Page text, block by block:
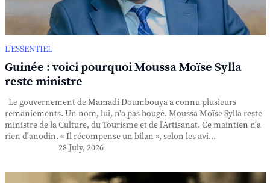
L’ESSENTIEL
Guinée : voici pourquoi Moussa Moïse Sylla
reste ministre
Le gouvernement de Mamadi Doumbouya a connu plusieurs
remaniements. Un nom, lui, n'a pas bougé. Moussa Moïse Sylla reste
ministre de la Culture, du Tourisme et de l'Artisanat. Ce maintien n'a
rien d'anodin. « Il récompense un bilan », selon les avi...
28 July, 2026